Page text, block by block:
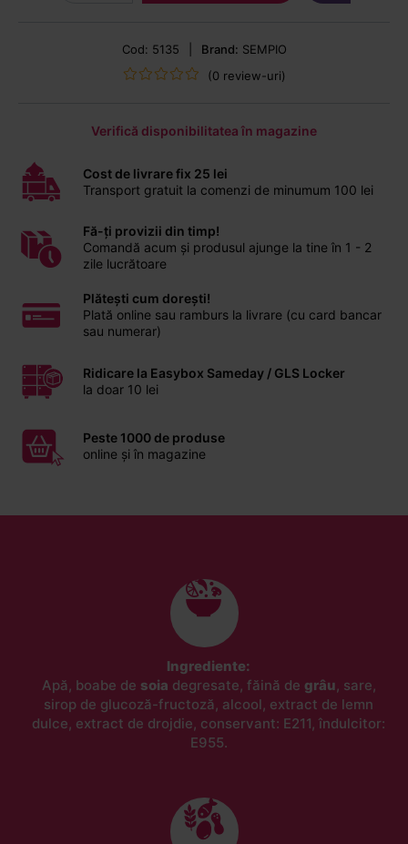
Cod: 5135 Brand: SEMPIO
(0 review-uri)
Verifică disponibilitatea în magazine
Cost de livrare fix 25 lei
Transport gratuit la comenzi de minumum 100 lei
Fă-ți provizii din timp!
Comandă acum și produsul ajunge la tine în 1 - 2
zile lucrătoare
Plătești cum dorești!
Plată online sau ramburs la livrare (cu card bancar
sau numerar)
Ridicare la Easybox Sameday / GLS Locker
la doar 10 lei
Peste 1000 de produse
online și în magazine
Ingrediente:
Apă, boabe de soia degresate, făină de grâu, sare,
sirop de glucoză-fructoză, alcool, extract de lemn
dulce, extract de drojdie, conservant: E211, îndulcitor:
E955.